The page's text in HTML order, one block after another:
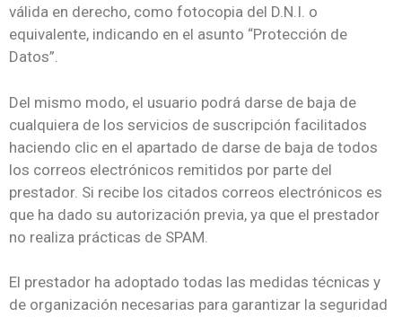
válida en derecho, como fotocopia del D.N.I. o
equivalente, indicando en el asunto “Protección de
Datos”.
Del mismo modo, el usuario podrá darse de baja de
cualquiera de los servicios de suscripción facilitados
haciendo clic en el apartado de darse de baja de todos
los correos electrónicos remitidos por parte del
prestador. Si recibe los citados correos electrónicos es
que ha dado su autorización previa, ya que el prestador
no realiza prácticas de SPAM.
El prestador ha adoptado todas las medidas técnicas y
de organización necesarias para garantizar la seguridad